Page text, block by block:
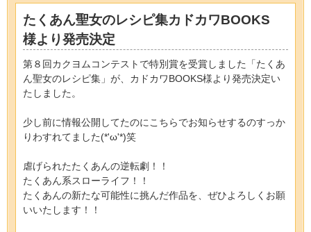
たくあん聖女のレシピ集カドカワBOOKS
様より発売決定
第８回カクヨムコンテストで特別賞を受賞しました「たくあ
ん聖女のレシピ集」が、カドカワBOOKS様より発売決定い
たしました。
少し前に情報公開してたのにこちらでお知らせするのすっか
りわすれてました(*'ω'*)笑
虐げられたたくあんの逆転劇！！
たくあん系スローライフ！！
たくあんの新たな可能性に挑んだ作品を、ぜひよろしくお願
いいたします！！